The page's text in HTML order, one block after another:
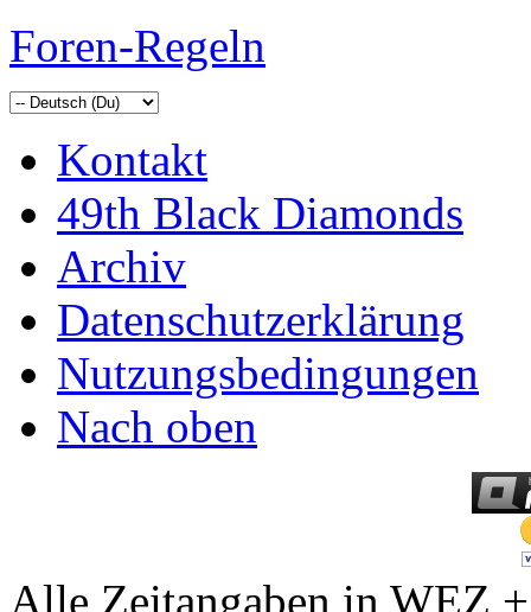
Foren-Regeln
Kontakt
49th Black Diamonds
Archiv
Datenschutzerklärung
Nutzungsbedingungen
Nach oben
Alle Zeitangaben in WEZ